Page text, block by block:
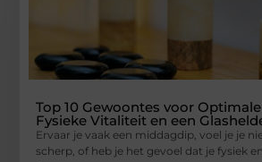
Top 10 Gewoontes voor
Fysieke Vitaliteit en een
Ervaar je vaak een middagdip, voel je je
scherp, of heb je het gevoel dat je fysiek